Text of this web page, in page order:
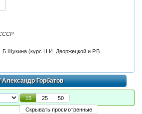
Б.Щукина (курс Н.И. Дворжецкойи Р.В.
Александр Горбатов
15 25
50
Скрывать просмотренные